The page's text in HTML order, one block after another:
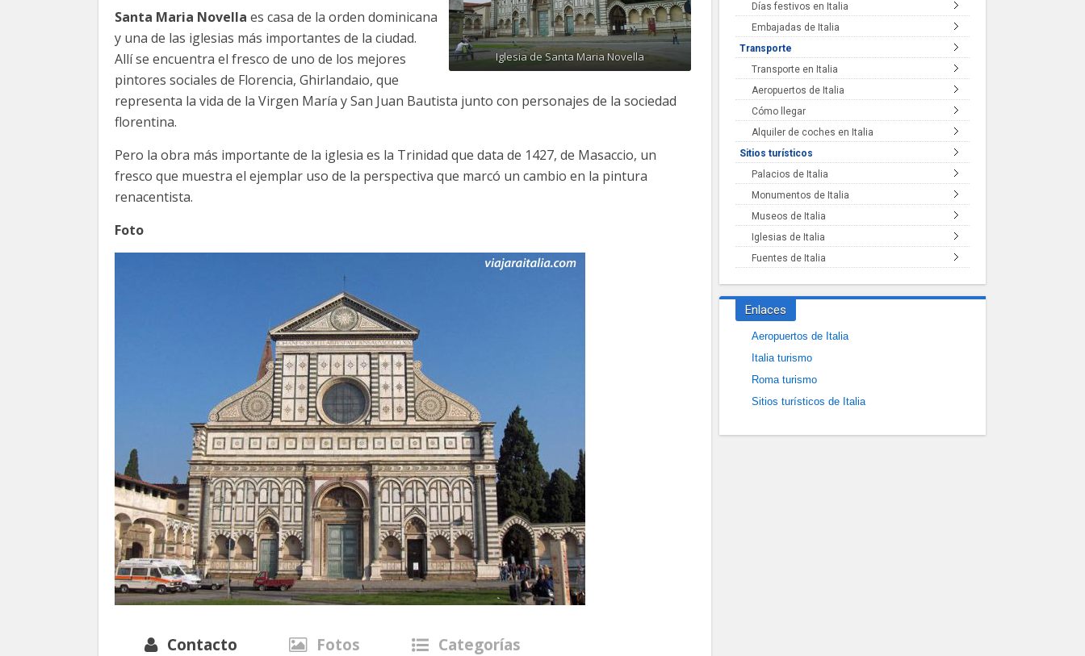
Iglesia de Santa Maria Novella
Santa Maria Novella es casa de la orden dominicana
y una de las iglesias más importantes de la ciudad.
Allí se encuentra el fresco de uno de los mejores
pintores sociales de Florencia, Ghirlandaio, que
representa la vida de la Virgen María y San Juan Bautista junto con personajes de la sociedad
florentina.
Pero la obra más importante de la iglesia es la Trinidad que data de 1427, de Masaccio, un
fresco que muestra el ejemplar uso de la perspectiva que marcó un cambio en la pintura
renacentista.
Foto
Contacto Fotos Categorías
Días festivos en Italia
Embajadas de Italia
Transporte
Transporte en Italia
Aeropuertos de Italia
Cómo llegar
Alquiler de coches en Italia
Sitios turísticos
Palacios de Italia
Monumentos de Italia
Museos de Italia
Iglesias de Italia
Fuentes de Italia
Enlaces
Aeropuertos de Italia
Italia turismo
Roma turismo
Sitios turísticos de Italia